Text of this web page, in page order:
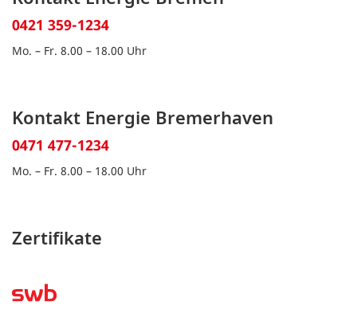
0421 359-1234
Mo. – Fr. 8.00 – 18.00 Uhr
Kontakt Energie Bremerhaven
0471 477-1234
Mo. – Fr. 8.00 – 18.00 Uhr
Zertifikate